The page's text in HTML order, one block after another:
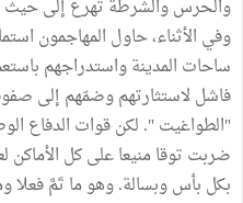
والحرس والشرطة تهرع إلى حيث
وفي الأثناء، حاول المهاجمون
ساحات المدينة واستدراجهم
فاشل لاستثارتهم وضمّهم إلى
"الطواغيت ". لكن قوات الدفاع
ضربت توقا منيعا على كل الأماكن
بكل بأس وبسالة. وهو ما تَمَّ فعلا